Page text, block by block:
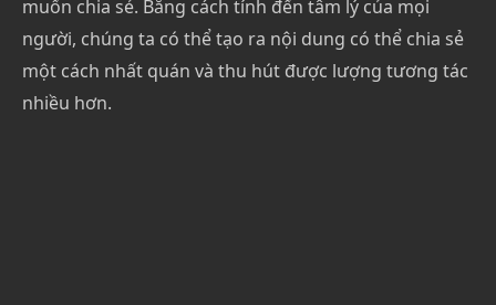
muốn chia sẻ. Bằng cách tính đến tâm lý của mọi
người, chúng ta có thể tạo ra nội dung có thể chia sẻ
một cách nhất quán và thu hút được lượng tương tác
nhiều hơn.